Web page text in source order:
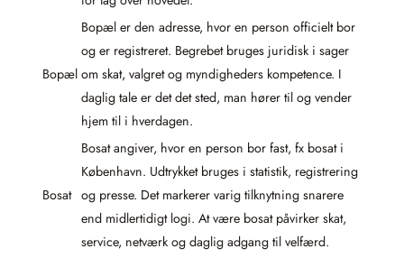
Bopæl
Bopæl er den adresse, hvor en person officielt bor
og er registreret. Begrebet bruges juridisk i sager
om skat, valgret og myndigheders kompetence. I
daglig tale er det det sted, man hører til og vender
hjem til i hverdagen.
Bosat
Bosat angiver, hvor en person bor fast, fx bosat i
København. Udtrykket bruges i statistik, registrering
og presse. Det markerer varig tilknytning snarere
end midlertidigt logi. At være bosat påvirker skat,
service, netværk og daglig adgang til velfærd.